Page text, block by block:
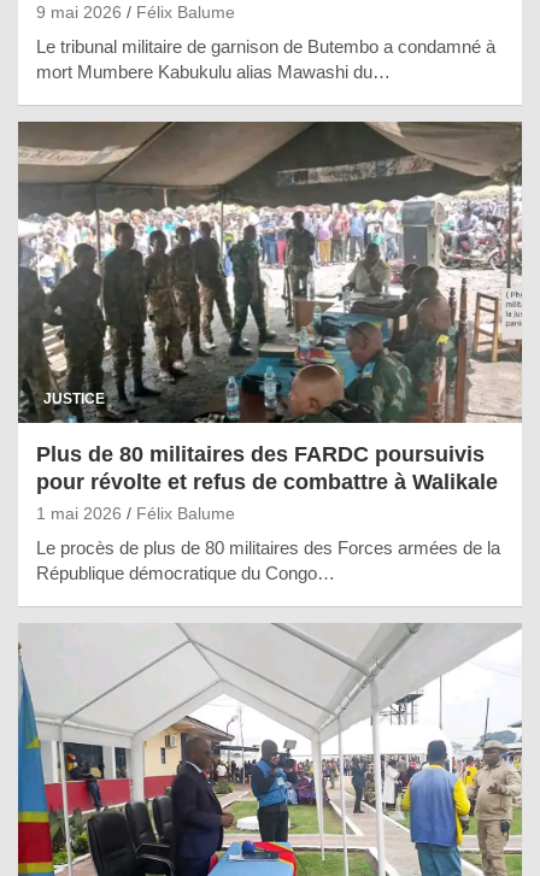
9 mai 2026 Félix Balume
Le tribunal militaire de garnison de Butembo a condamné à
mort Mumbere Kabukulu alias Mawashi du…
JUSTICE
Plus de 80 militaires des FARDC poursuivis
pour révolte et refus de combattre à Walikale
1 mai 2026 Félix Balume
Le procès de plus de 80 militaires des Forces armées de la
République démocratique du Congo…